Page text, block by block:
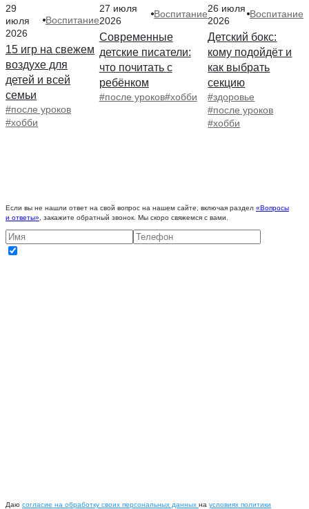
29
июля
2026
Воспитание
15 игр на свежем
воздухе для
детей и всей
семьи
#после уроков
#хобби
27 июля
2026
Воспитание
Современные
детские писатели:
что почитать с
ребёнком
#после уроков#хобби
26 июля
2026
Воспитание
Детский бокс:
кому подойдёт и
как выбрать
секцию
#здоровье
#после уроков
#хобби
Если вы не нашли ответ на свой вопрос на нашем сайте, включая раздел «Вопросы
и ответы» , закажите обратный звонок. Мы скоро свяжемся с вами.
Даю согласие на обработку своих персональных данных на условиях политики